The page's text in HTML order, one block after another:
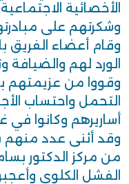
الأخصائية
وشكرتهم على
وقام أعضاء الفريق
الورد لهم والضيافة
وقووا من عزيمتهم
التحمل واحتساب
أساريرهم وكانوا في
وقد أثنى عدد منهم
من مركز الدكتور
الفشل الكلوي